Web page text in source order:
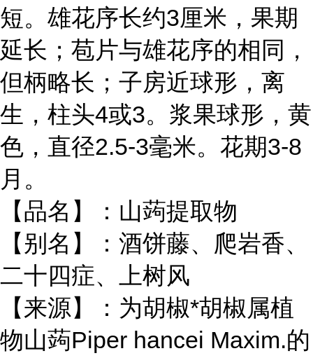
短。雄花序长约3厘米，果期
延长；苞片与雄花序的相同，
但柄略长；子房近球形，离
生，柱头4或3。浆果球形，黄
色，直径2.5-3毫米。花期3-8
月。
【品名】：山蒟提取物
【别名】：酒饼藤、爬岩香、
二十四症、上树风
【来源】：为胡椒*胡椒属植
物山蒟Piper hancei Maxim.的